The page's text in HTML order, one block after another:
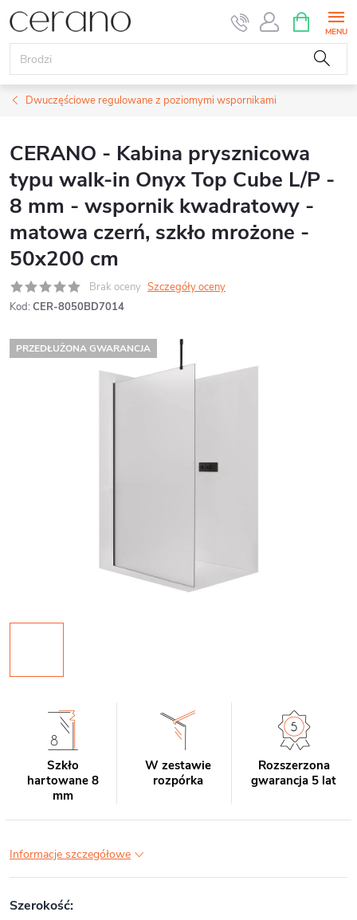
Przejść
do
treści
KOSZYK
Dwuczęściowe regulowane z poziomymi wspornikami
CERANO - Kabina prysznicowa
typu walk-in Onyx Top Cube L/P -
8 mm - wspornik kwadratowy -
matowa czerń, szkło mrożone -
50x200 cm
Brak oceny Szczegóły oceny
Kod: CER-8050BD7014
PRZEDŁUŻONA GWARANCJA
Szkło
hartowane 8
mm
W zestawie
rozpórka
Rozszerzona
gwarancja 5 lat
Informacje szczegółowe